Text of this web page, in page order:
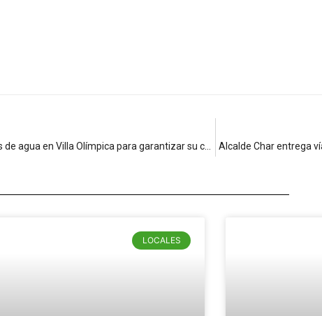
Gobernación del Atlántico tomará nuevas muestras de agua en Villa Olímpica para garantizar su calidad y tranquilidad de la comunidad
Alcalde Char entrega
LOCALES